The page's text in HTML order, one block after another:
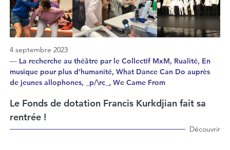
4 septembre 2023
— La recherche au théâtre par le Collectif MxM, Rualité, En
musique pour plus d’humanité, What Dance Can Do auprès
de jeunes allophones, _p/\rc_, We Came From
Le Fonds de dotation Francis Kurkdjian fait sa
rentrée !
Découvrir